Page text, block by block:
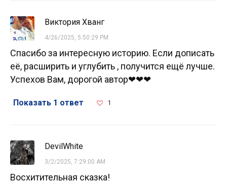
Виктория Хванг
4/26/2025, 5:50:29 PM
Спасибо за интересную историю. Если дописать
её, расширить и углубить , получится ещё лучше.
Успехов Вам, дорогой автор❤❤❤
Показать 1 ответ 1
DevilWhite
3/2/2025, 7:29:00 AM
Восхитительная сказка!